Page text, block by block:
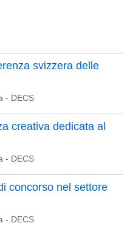
svizzera delle
- DECS
creativa dedicata al
- DECS
concorso nel settore
- DECS